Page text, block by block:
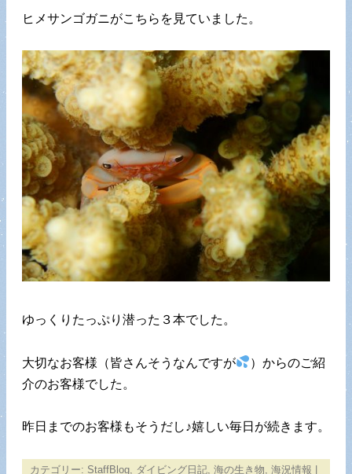
ヒメサンゴガニがこちらを見ていました。
ゆっくりたっぷり潜った３本でした。
大切なお客様（皆さんそうなんですが
）からのご紹
介のお客様でした。
昨日までのお客様もそうだし♪嬉しい毎日が続きます。
カテゴリー: StaffBlog ダイビング日記 海の生き物 海況情報 |